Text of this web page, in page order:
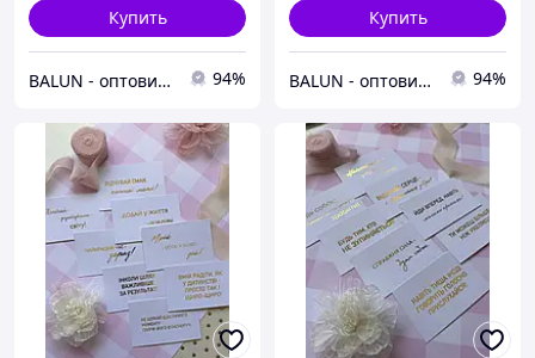
Купить
BALUN - оптовий постачальник товарів для свята🎈 94%
Купить
BALUN - оптовий постачальник товарів для свята🎈 94%